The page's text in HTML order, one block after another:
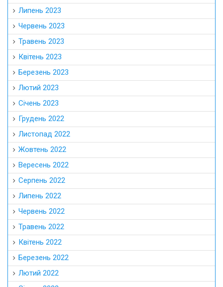
Липень 2023
Червень 2023
Травень 2023
Квітень 2023
Березень 2023
Лютий 2023
Січень 2023
Грудень 2022
Листопад 2022
Жовтень 2022
Вересень 2022
Серпень 2022
Липень 2022
Червень 2022
Травень 2022
Квітень 2022
Березень 2022
Лютий 2022